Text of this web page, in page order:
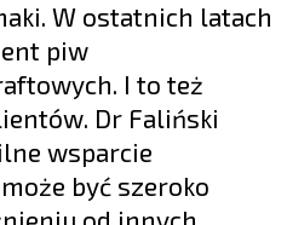
W ostatnich latach
piw
I to też
Dr Faliński
wsparcie
być szeroko